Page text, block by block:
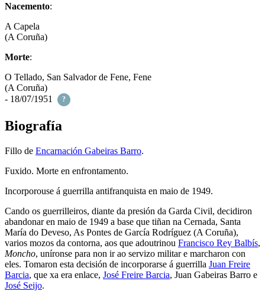
Nacemento:
A Capela
(A Coruña)
Morte:
O Tellado, San Salvador de Fene, Fene
(A Coruña)
- 18/07/1951
?
Biografía
Fillo de Encarnación Gabeiras Barro.
Fuxido. Morte en enfrontamento.
Incorporouse á guerrilla antifranquista en maio de 1949.
Cando os guerrilleiros, diante da presión da Garda Civil, decidiron
abandonar en maio de 1949 a base que tiñan na Cernada, Santa
María do Deveso, As Pontes de García Rodríguez (A Coruña),
varios mozos da contorna, aos que adoutrinou Francisco Rey Balbís,
Moncho, uníronse para non ir ao servizo militar e marcharon con
eles. Tomaron esta decisión de incorporarse á guerrilla Juan Freire
Barcia, que xa era enlace, José Freire Barcia, Juan Gabeiras Barro e
José Seijo.